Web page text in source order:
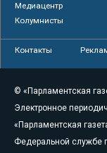
Медиацентр
Колумнисты
Контакты
© «Парламентская
Электронное
«Парламентская
Федеральной службе